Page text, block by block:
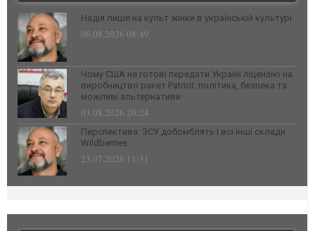
Надія лише на культ жінки в українській культурі
06.08.2026 08:49
Чому США не готові передати Україні ліцензію на
виробництво ракет Patriot: політика, безпека та
можливі альтернативи
03.08.2026 20:24
Перспектива: ЗСУ добомблять і всі інші склади
Wildberries
23.07.2026 11:31